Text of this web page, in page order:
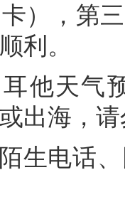
），第
利。
他天气
出海，
生电话